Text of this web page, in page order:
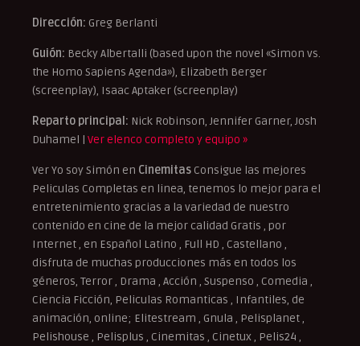
Dirección: Greg Berlanti
Guión: Becky Albertalli (based upon the novel «Simon vs.
the Homo Sapiens Agenda»), Elizabeth Berger
(screenplay), Isaac Aptaker (screenplay)
Reparto principal: Nick Robinson, Jennifer Garner, Josh
Duhamel | Ver elenco completo y equipo »
Ver Yo soy Simón en Cinemitas Consigue las mejores
Peliculas Completas en linea, tenemos lo mejor para el
entretenimiento gracias a la variedad de nuestro
contenido en cine de la mejor calidad Gratis , por
Internet , en Español Latino , Full HD , Castellano ,
disfruta de muchas producciones más en todos los
géneros, Terror , Drama , Acción , Suspenso , Comedia ,
Ciencia Ficción, Peliculas Romanticas , Infantiles, de
animación, online; Elitestream , Gnula , Pelisplanet ,
Pelishouse , Pelisplus , Cinemitas , Cinetux , Pelis24 ,